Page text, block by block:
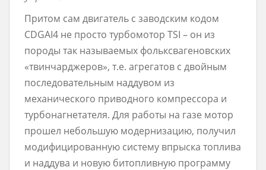
Притом сам двигатель с заводским кодом
CDGAI4 не просто турбомотор TSI – он из
породы так называемых фольксвагеновских
«твинчарджеров», т.е. агрегатов с двойным
последовательным наддувом из
механического приводного компрессора и
турбонагнетателя. Для работы на газе мотор
прошел небольшую модернизацию, получил
модифицированную систему впрыска топлива
и наддува и новую битопливную программу